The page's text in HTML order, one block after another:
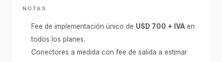
NOTAS
Fee de implementación único de USD 700 + IVA en
todos los planes.
Conectores a medida con fee de salida a estimar